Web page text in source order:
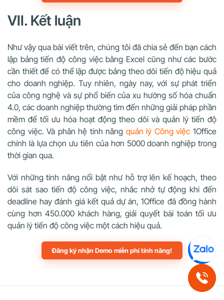
VII. Kết luận
Như vậy qua bài viết trên, chúng tôi đã chia sẻ đến bạn cách
lập bảng tiến độ công việc bằng Excel cũng như các bước
cần thiết để có thể lập được bảng theo dõi tiến độ hiệu quả
cho doanh nghiệp. Tuy nhiên, ngày nay, với sự phát triển
của công nghệ và sự phổ biến của xu hướng số hóa chuẩn
4.0, các doanh nghiệp thường tìm đến những giải pháp phần
mềm để tối ưu hóa hoạt động theo dõi và quản lý tiến độ
công việc. Và phân hệ tính năng quản lý Công việc 1Office
chính là lựa chọn ưu tiên của hơn 5000 doanh nghiệp trong
thời gian qua.
Với những tính năng nổi bật như hỗ trợ lên kế hoạch, theo
dõi sát sao tiến độ công việc, nhắc nhở tự động khi đến
deadline hay đánh giá kết quả dự án, 1Office đã đồng hành
cùng hơn 450.000 khách hàng, giải quyết bài toán tối ưu
quản lý tiến độ công việc một cách hiệu quả.
Đăng ký nhận Demo miễn phí tính năng!